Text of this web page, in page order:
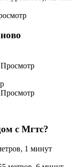
с Мгтс?
1 минут